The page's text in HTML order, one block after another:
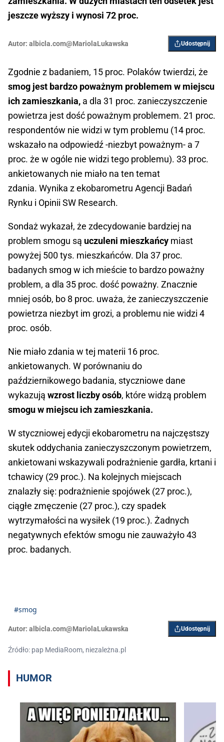
jeszcze wyższy i wynosi 72 proc.
Autor: albicla.com@MariolaLukawska Udostępnij
Zgodnie z badaniem, 15 proc. Polaków twierdzi, że
smog jest bardzo poważnym problemem w miejscu
ich zamieszkania, a dla 31 proc. zanieczyszczenie
powietrza jest dość poważnym problemem. 21 proc.
respondentów nie widzi w tym problemu (14 proc.
wskazało na odpowiedź -niezbyt poważnym- a 7
proc. że w ogóle nie widzi tego problemu). 33 proc.
ankietowanych nie miało na ten temat
zdania. Wynika z ekobarometru Agencji Badań
Rynku i Opinii SW Research.
Sondaż wykazał, że zdecydowanie bardziej na
problem smogu są uczuleni mieszkańcy miast
powyżej 500 tys. mieszkańców. Dla 37 proc.
badanych smog w ich mieście to bardzo poważny
problem, a dla 35 proc. dość poważny. Znacznie
mniej osób, bo 8 proc. uważa, że zanieczyszczenie
powietrza niezbyt im grozi, a problemu nie widzi 4
proc. osób.
Nie miało zdania w tej materii 16 proc.
ankietowanych. W porównaniu do
październikowego badania, styczniowe dane
wykazują wzrost liczby osób, które widzą problem
smogu w miejscu ich zamieszkania.
W styczniowej edycji ekobarometru na najczęstszy
skutek oddychania zanieczyszczonym powietrzem,
ankietowani wskazywali podrażnienie gardła, krtani i
tchawicy (29 proc.). Na kolejnych miejscach
znalazły się: podrażnienie spojówek (27 proc.),
ciągłe zmęczenie (27 proc.), czy spadek
wytrzymałości na wysiłek (19 proc.). Żadnych
negatywnych efektów smogu nie zauważyło 43
proc. badanych.
#smog
Autor: albicla.com@MariolaLukawska Udostępnij
Źródło: pap MediaRoom, niezależna.pl
HUMOR